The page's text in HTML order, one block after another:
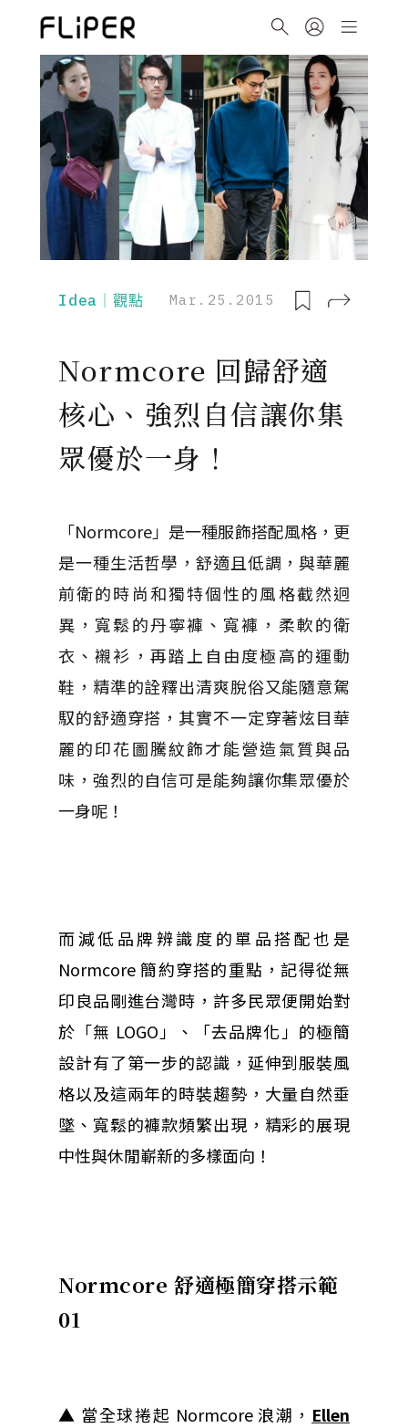
Idea｜觀點 Mar.25.2015
Normcore 回歸舒適
核心、強烈自信讓你集
眾優於一身！
「Normcore」是一種服飾搭配風格，更
是一種生活哲學，舒適且低調，與華麗
前衛的時尚和獨特個性的風格截然迥
異，寬鬆的丹寧褲、寬褲，柔軟的衛
衣、襯衫，再踏上自由度極高的運動
鞋，精準的詮釋出清爽脫俗又能隨意駕
馭的舒適穿搭，其實不一定穿著炫目華
麗的印花圖騰紋飾才能營造氣質與品
味，強烈的自信可是能夠讓你集眾優於
一身呢！
而減低品牌辨識度的單品搭配也是
Normcore 簡約穿搭的重點，記得從無
印良品剛進台灣時，許多民眾便開始對
於「無 LOGO」、「去品牌化」的極簡
設計有了第一步的認識，延伸到服裝風
格以及這兩年的時裝趨勢，大量自然垂
墜、寬鬆的褲款頻繁出現，精彩的展現
中性與休閒嶄新的多樣面向！
Normcore 舒適極簡穿搭示範
01
▲ 當全球捲起 Normcore浪潮， Ellen